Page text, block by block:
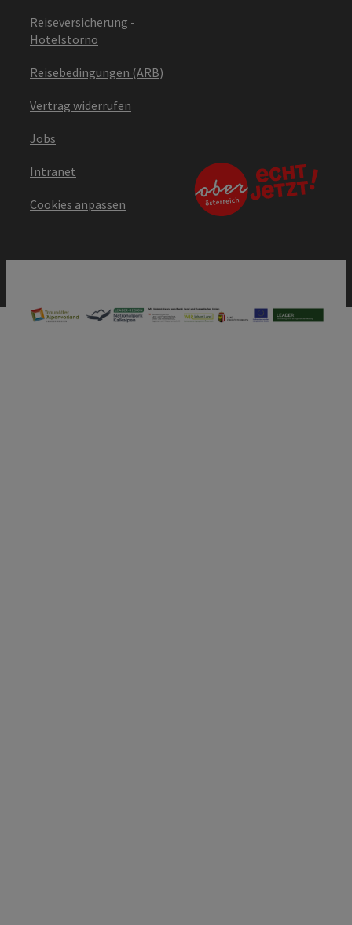
Reiseversicherung -
Hotelstorno
Reisebedingungen (ARB)
Vertrag widerrufen
Jobs
Intranet
Cookies anpassen